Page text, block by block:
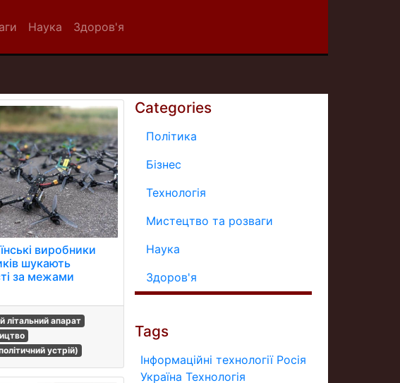
Наука Здоров'я
виробники
шукають
за межами
літальний апарат
устрій)
Categories
Політика
Бізнес
Технологія
Мистецтво та розваги
Наука
Здоров'я
Tags
Інформаційні технології Росія
Україна Технологія